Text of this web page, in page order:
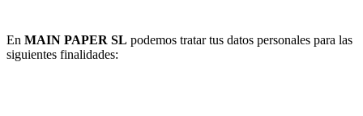
En MAIN PAPER SL podemos tratar tus datos personales para las
siguientes finalidades: